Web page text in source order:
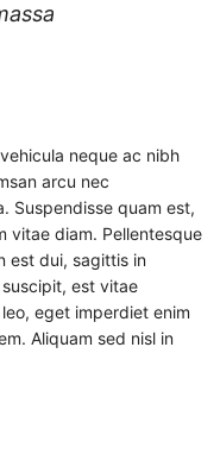
neque ac nibh
arcu nec
Suspendisse quam est,
vitae diam. Pellentesque
est dui, sagittis in
est vitae
eget imperdiet enim
Aliquam sed nisl in